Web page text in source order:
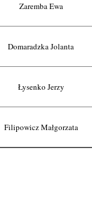
Zaremba Ewa
Domaradzka Jolanta
Łysenko Jerzy
Filipowicz Małgorzata